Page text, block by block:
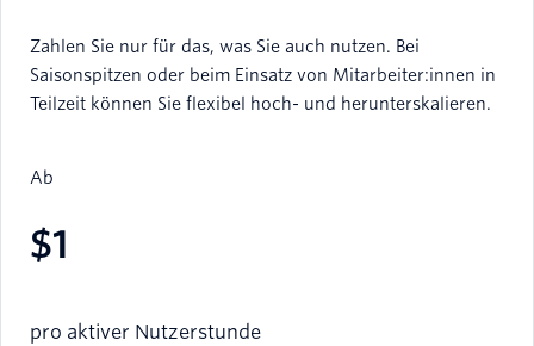
Zahlen Sie nur für das, was Sie auch nutzen. Bei
Saisonspitzen oder beim Einsatz von Mitarbeiter:innen in
Teilzeit können Sie flexibel hoch- und herunterskalieren.
Ab
$1
pro aktiver Nutzerstunde